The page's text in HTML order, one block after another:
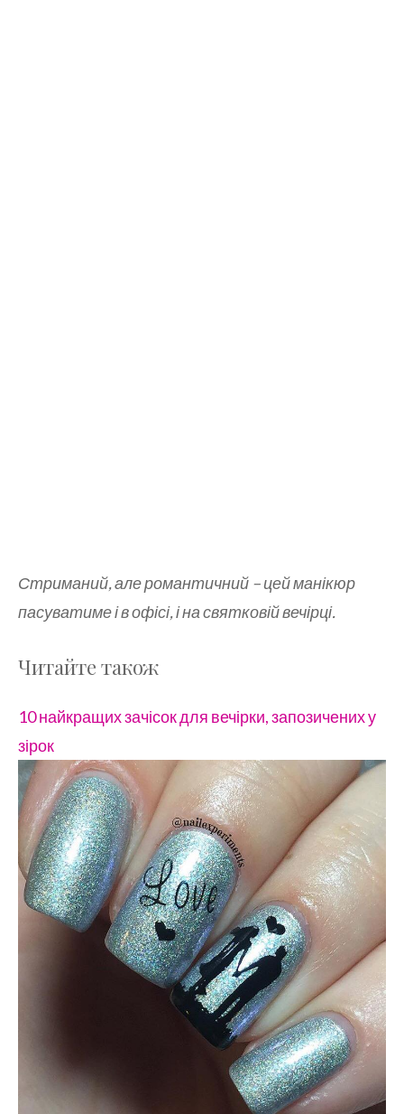
Стриманий, але романтичний – цей манікюр
пасуватиме і в офісі, і на святковій вечірці.
Читайте також
10 найкращих зачісок для вечірки, запозичених у
зірок